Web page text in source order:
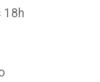
18h